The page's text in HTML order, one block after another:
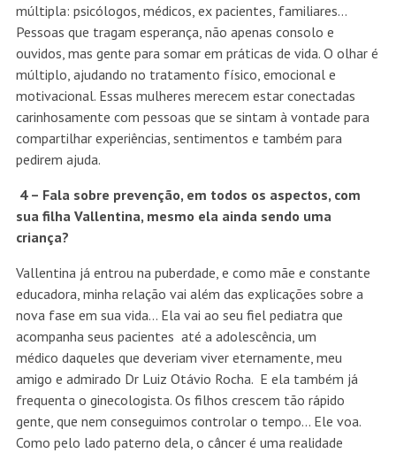
múltipla: psicólogos, médicos, ex pacientes, familiares…
Pessoas que tragam esperança, não apenas consolo e
ouvidos, mas gente para somar em práticas de vida. O olhar é
múltiplo, ajudando no tratamento físico, emocional e
motivacional. Essas mulheres merecem estar conectadas
carinhosamente com pessoas que se sintam à vontade para
compartilhar experiências, sentimentos e também para
pedirem ajuda.
4 – Fala sobre prevenção, em todos os aspectos, com
sua filha Vallentina, mesmo ela ainda sendo uma
criança?
Vallentina já entrou na puberdade, e como mãe e constante
educadora, minha relação vai além das explicações sobre a
nova fase em sua vida… Ela vai ao seu fiel pediatra que
acompanha seus pacientes até a adolescência, um
médico daqueles que deveriam viver eternamente, meu
amigo e admirado Dr Luiz Otávio Rocha. E ela também já
frequenta o ginecologista. Os filhos crescem tão rápido
gente, que nem conseguimos controlar o tempo… Ele voa.
Como pelo lado paterno dela, o câncer é uma realidade